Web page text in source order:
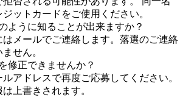
ットカードをご使用ください。
ように知ることが出来ますか？
はメールでご連絡します。落選のご連絡
せん。
修正できませんか？
ルアドレスで再度ご応募してください。
上書きされます。